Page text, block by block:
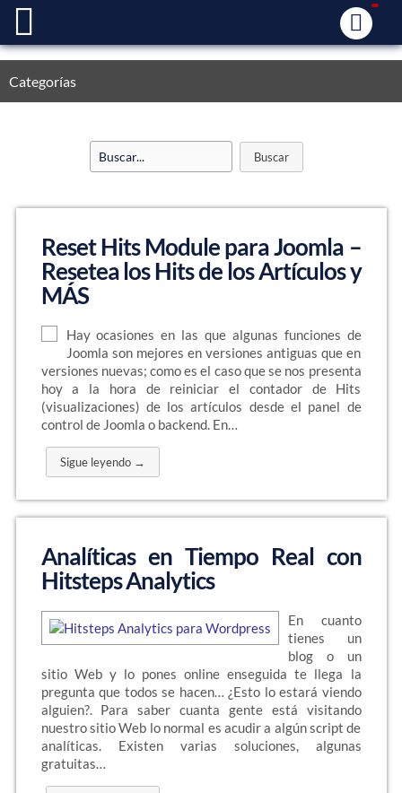
Categorías
Reset Hits Module para Joomla –
Resetea los Hits de los Artículos y
MÁS
Hay ocasiones en las que algunas funciones de
Joomla son mejores en versiones antiguas que en
versiones nuevas; como es el caso que se nos presenta
hoy a la hora de reiniciar el contador de Hits
(visualizaciones) de los artículos desde el panel de
control de Joomla o backend. En…
Sigue leyendo →
Analíticas en Tiempo Real con
Hitsteps Analytics
En cuanto
tienes un
blog o un
sitio Web y lo pones online enseguida te llega la
pregunta que todos se hacen… ¿Esto lo estará viendo
alguien?. Para saber cuanta gente está visitando
nuestro sitio Web lo normal es acudir a algún script de
analíticas. Existen varias soluciones, algunas
gratuitas…